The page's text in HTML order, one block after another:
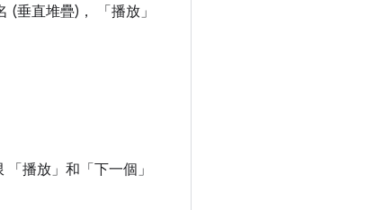
垂直堆疊)， 「播放」
播放」 和「下一個」